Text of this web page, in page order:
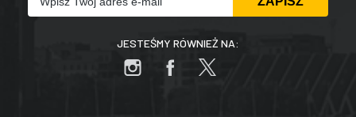
JESTEŚMY RÓWNIEŻ NA: